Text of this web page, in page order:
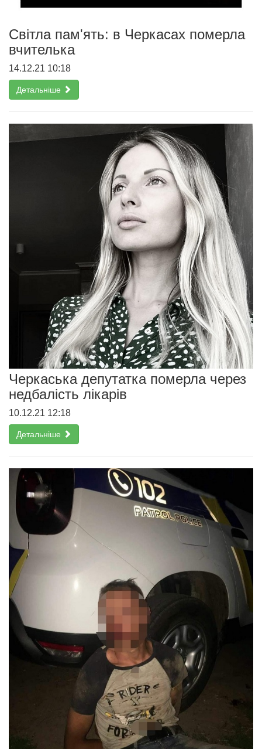
Світла пам'ять: в Черкасах померла
вчителька
14.12.21 10:18
Детальніше
Черкаська депутатка померла через
недбалість лікарів
10.12.21 12:18
Детальніше